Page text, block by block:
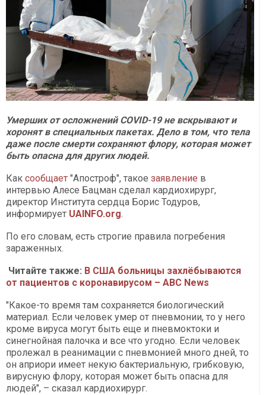
Умерших от осложнений COVID-19 не вскрывают и
хоронят в специальных пакетах. Дело в том, что тела
даже после смерти сохраняют флору, которая может
быть опасна для других людей.
Как сообщает "Апостроф", такое заявление в
интервью Алесе Бацман сделал кардиохирург,
директор Института сердца Борис Тодуров,
информирует UAINFO.org.
По его словам, есть строгие правила погребения
зараженных.
Читайте также: В США больницы захлёбываются
от пациентов с коронавирусом – ABC News
"Какое-то время там сохраняется биологический
материал. Если человек умер от пневмонии, то у него
кроме вируса могут быть еще и пневмоктоки и
синегнойная палочка и все что угодно. Если человек
пролежал в реанимации с пневмонией много дней, то
он априори имеет некую бактериальную, грибковую,
вирусную флору, которая может быть опасна для
людей", – сказал кардиохирург.